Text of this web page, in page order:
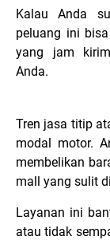
Kalau Anda
peluang ini
yang jam
Anda.
Tren jasa titip
modal motor.
membelikan
mall yang sulit
Layanan ini
atau tidak